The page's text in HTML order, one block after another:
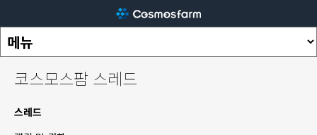
코스모스팜 스레드
스레드